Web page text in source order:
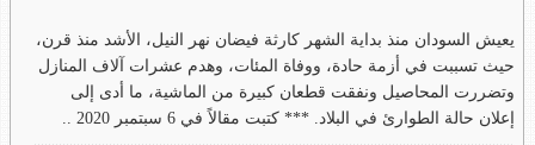
يعيش السودان منذ بداية الشهر كارثة فيضان نهر النيل، الأشد منذ قرن،
حيث تسببت في أزمة حادة، ووفاة المئات، وهدم عشرات آلاف المنازل
وتضررت المحاصيل ونفقت قطعان كبيرة من الماشية، ما أدى إلى
إعلان حالة الطوارئ في البلاد. *** كتبت مقالاً في 6 سبتمبر 2020 ..